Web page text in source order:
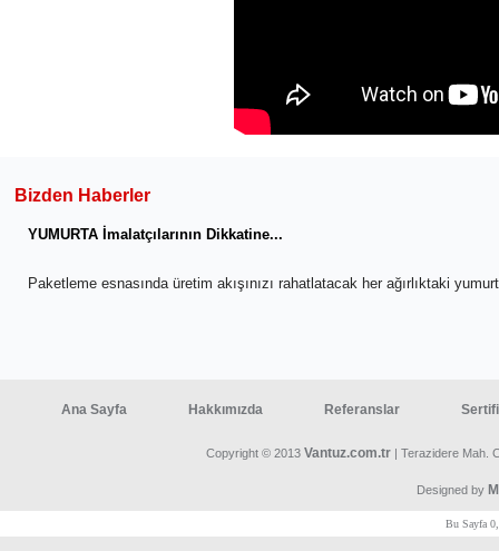
Bizden Haberler
YUMURTA İmalatçılarının Dikkatine...
Paketleme esnasında üretim akışınızı rahatlatacak her ağırlıktaki
Ana Sayfa Hakkımızda Referanslar
Copyright © 2013 Vantuz.com.tr | Terazidere Mah.
Designed by
Bu Sayfa